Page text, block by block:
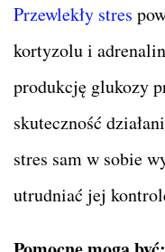
Przewlekły stres
kortyzolu i
produkcję glukozy
skuteczność
stres sam w sobie
utrudniać jej